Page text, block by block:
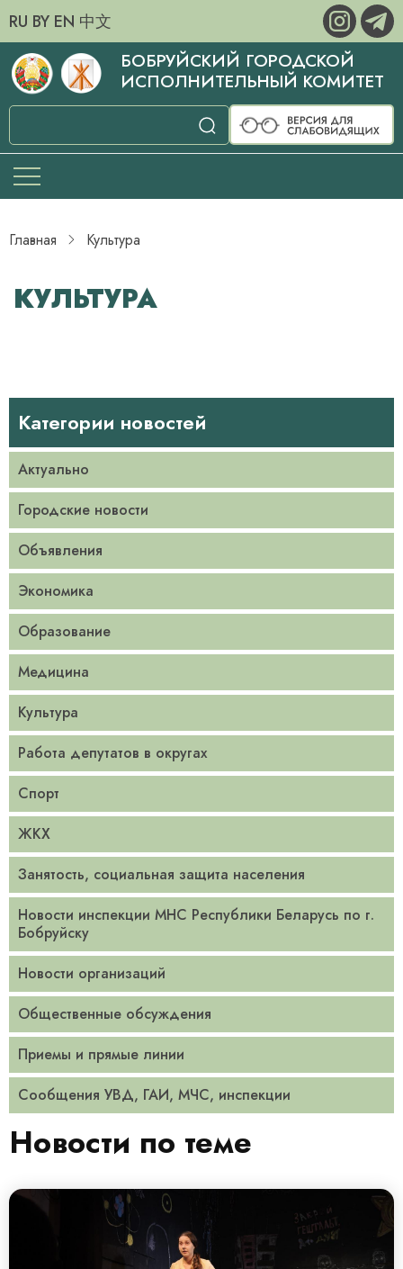
RU BY EN 中文
БОБРУЙСКИЙ ГОРОДСКОЙ
ИСПОЛНИТЕЛЬНЫЙ КОМИТЕТ
Главная Культура
КУЛЬТУРА
Категории новостей
Актуально
Городские новости
Объявления
Экономика
Образование
Медицина
Культура
Работа депутатов в округах
Спорт
ЖКХ
Занятость, социальная защита населения
Новости инспекции МНС Республики Беларусь по г.
Бобруйску
Новости организаций
Общественные обсуждения
Приемы и прямые линии
Сообщения УВД, ГАИ, МЧС, инспекции
Новости по теме